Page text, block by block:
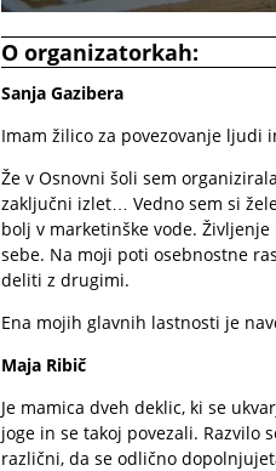
O organizatorkah:
Sanja Gazibera
Imam žilico za povezovanje ljudi
Že v Osnovni šoli sem
zaključni izlet… Vedno sem si
bolj v marketinške vode.
sebe. Na moji poti osebnostne
deliti z drugimi.
Ena mojih glavnih lastnosti je
Maja Ribič
Je mamica dveh deklic, ki se
joge in se takoj povezali. Razvilo
različni, da se odlično